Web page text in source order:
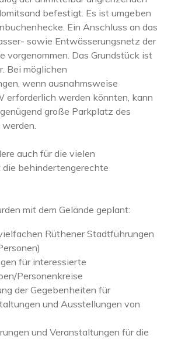
befestigt. Es ist umgeben
Ein Anschluss an das
sowie Entwässerungsnetz der
vorgenommen. Das Grundstück ist
Bei möglichen
wenn ausnahmsweise
erforderlich werden könnten, kann
große Parkplatz des
auch für die vielen
behindertengerechte
mit dem Gelände geplant:
Rüthener Stadtführungen
für interessierte
Personenkreise
der Gegebenheiten für
und Ausstellungen von
und Veranstaltungen für die